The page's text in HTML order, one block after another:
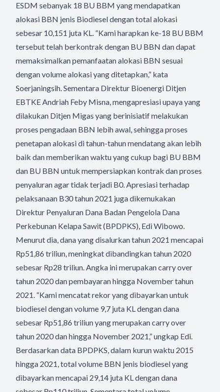
ESDM sebanyak 18 BU BBM yang mendapatkan
alokasi BBN jenis Biodiesel dengan total alokasi
sebesar 10,151 juta KL. “Kami harapkan ke-18 BU BBM
tersebut telah berkontrak dengan BU BBN dan dapat
memaksimalkan pemanfaatan alokasi BBN sesuai
dengan volume alokasi yang ditetapkan,” kata
Soerjaningsih. Sementara Direktur Bioenergi Ditjen
EBTKE Andriah Feby Misna, mengapresiasi upaya yang
dilakukan Ditjen Migas yang berinisiatif melakukan
proses pengadaan BBN lebih awal, sehingga proses
penetapan alokasi di tahun-tahun mendatang akan lebih
baik dan memberikan waktu yang cukup bagi BU BBM
dan BU BBN untuk mempersiapkan kontrak dan proses
penyaluran agar tidak terjadi B0. Apresiasi terhadap
pelaksanaan B30 tahun 2021 juga dikemukakan
Direktur Penyaluran Dana Badan Pengelola Dana
Perkebunan Kelapa Sawit (BPDPKS), Edi Wibowo.
Menurut dia, dana yang disalurkan tahun 2021 mencapai
Rp51,86 triliun, meningkat dibandingkan tahun 2020
sebesar Rp28 triliun. Angka ini merupakan carry over
tahun 2020 dan pembayaran hingga November tahun
2021. “Kami mencatat rekor yang dibayarkan untuk
biodiesel dengan volume 9,7 juta KL dengan dana
sebesar Rp51,86 triliun yang merupakan carry over
tahun 2020 dan hingga November 2021,” ungkap Edi.
Berdasarkan data BPDPKS, dalam kurun waktu 2015
hingga 2021, total volume BBN jenis biodiesel yang
dibayarkan mencapai 29,14 juta KL dengan dana